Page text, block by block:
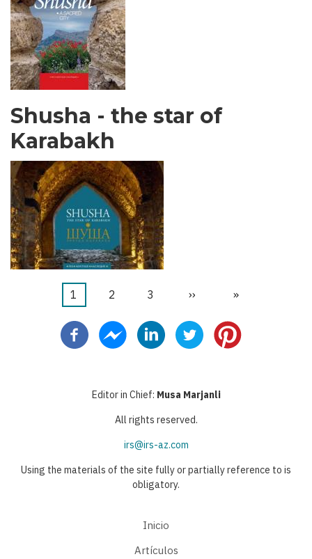
Shusha - the star of
Karabakh
Paginación
Página
1 Página
2 Página
3
Siguiente
››
Última
»
Editor in Chief: Musa Marjanli
All rights reserved.
irs@irs-az.com
Using the materials of the site fully or partially reference to is
obligatory.
Inicio
Artículos